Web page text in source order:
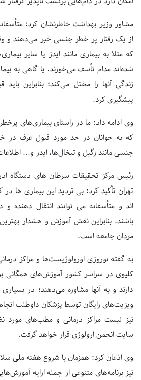
مشاور وزیر بهداشت خاطرنشان کرد:
از یک رفتار پر خطر جنسی خبر می‌دهند و
که مثلا به بیماری مانند ایدز یا سایر
شده‌اند مدام تأسف می‌خورند. یا گاهی به
زندگی آنها را مختل می‌کند؛ بنابراین
پیشگیری کرد.
وی ادامه داد: ما در راستای بیماری‌های
که به جوانان در حد مورد قبول عرف در
جنسی مانند زگیل و تبخال‌ها، ایدز و...
رئیس مرکز تحقیقات سرطان های دستگاه
تهران تأکید کرد: بی تردید این بیماری ها
اند و متأسفانه می توانند انتقال دهنده و
باشند. بنابراین نقش آموزش و هشدار
مردان جامعه است.
به گفته نوروزی اورولوژیست‌ها و مراکز
کلیوی در سراسر کشور آموزش‌های همگانی
دارند و به آنها مشاوره می‌دهند؛ در
ویزیت‌های رایگان توسط پزشکان داوطلب
نیز لیست مراکز درمانی و مطب‌های مورد
سایت انجمن ارولوژی قرار خواهد گرفت.
وی اذعان کرد: همزمان با شروع هفته ملی
نیز برنامه‌های متنوعی از جمله ارایه